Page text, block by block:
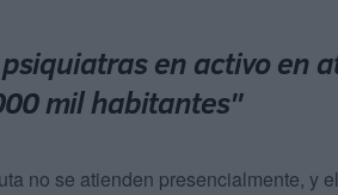
en activo en
mil habitantes"
no se atienden presencialmente, y